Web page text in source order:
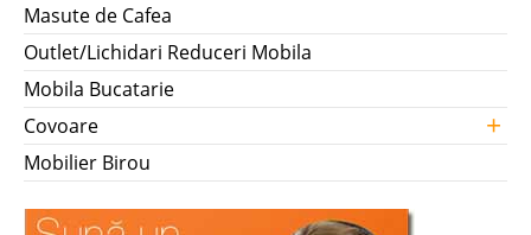
Masute de Cafea
Outlet/Lichidari Reduceri Mobila
Mobila Bucatarie
Covoare
+
Mobilier Birou